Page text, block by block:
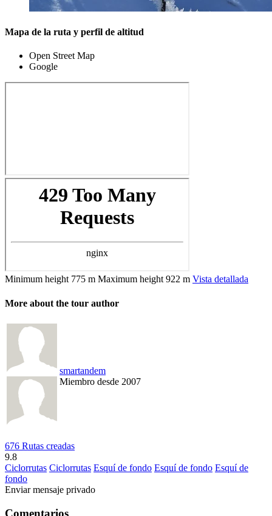
Mapa de la ruta y perfil de altitud
Open Street Map
Google
Minimum height 775 m Maximum height 922 m Vista detallada
More about the tour author
smartandem
Miembro desde 2007
676 Rutas creadas
9.8
Ciclorrutas Ciclorrutas Esquí de fondo Esquí de fondo Esquí de
fondo
Enviar mensaje privado
Comentarios